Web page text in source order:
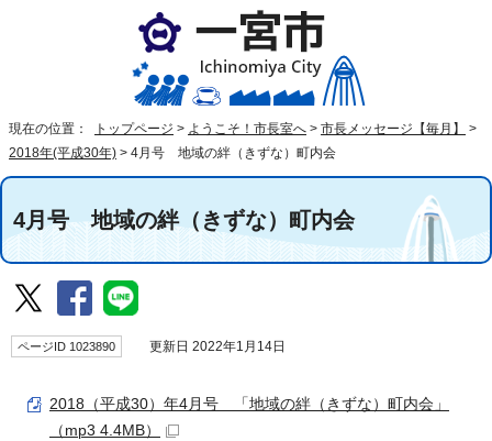
現在の位置： トップページ > ようこそ！市長室へ > 市長メッセージ【毎月】
>
2018年(平成30年) > 4月号 地域の絆（きずな）町内会
4月号 地域の絆（きずな）町内会
ページID 1023890 更新日 2022年1月14日
2018（平成30）年4月号 「地域の絆（きずな）町内会」
（mp3 4.4MB）